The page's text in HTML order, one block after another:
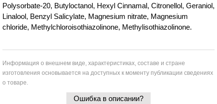
Polysorbate-20, Butyloctanol, Hexyl Cinnamal, Citronellol, Geraniol,
Linalool, Benzyl Salicylate, Magnesium nitrate, Magnesium
chloride, Methylchloroisothiazolinone, Methylisothiazolinone.
Информация о внешнем виде, характеристиках, составе и стране
изготовления основывается на доступных к моменту публикации сведениях
о товаре.
Ошибка в описании?